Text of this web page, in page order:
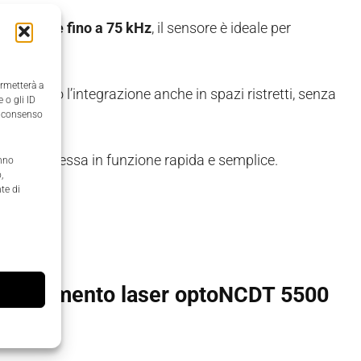
a
o gli ID
di
fino a 75 kHz, il sensore è ideale per
l’integrazione anche in spazi ristretti, senza
una messa in funzione rapida e semplice.
laser optoNCDT 5500